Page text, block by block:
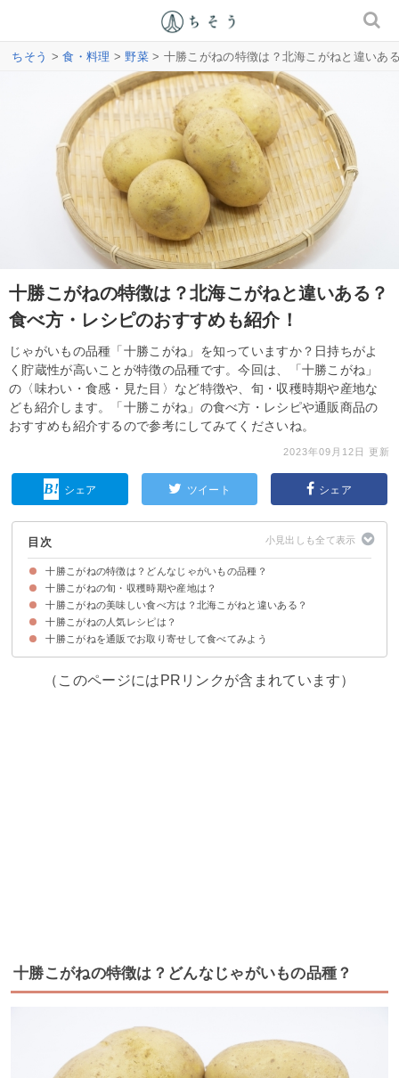
ちそう >食・料理 >野菜> 十勝こがねの特徴は？北海こがねと違いあ
十勝こがねの特徴は？北海こがねと違いある？
食べ方・レシピのおすすめも紹介！
じゃがいもの品種「十勝こがね」を知っていますか？日持ちがよ
く貯蔵性が高いことが特徴の品種です。今回は、「十勝こがね」
の〈味わい・食感・見た目〉など特徴や、旬・収穫時期や産地な
ども紹介します。「十勝こがね」の食べ方・レシピや通販商品の
おすすめも紹介するので参考にしてみてくださいね。
2023年09月12日 更新
シェア ツイート シェア
目次
十勝こがねの特徴は？どんなじゃがいもの品種？
十勝こがねは日持ちが良いのが特徴
十勝こがねの味わい・食感
十勝こがねの値段・価格
十勝こがねの旬・収穫時期や産地は？
十勝こがねの産地
十勝こがねの旬・収穫時期は6月〜9月ごろ
十勝こがねの美味しい食べ方は？北海こがねと違いある？
十勝こがねに合う調理法・料理
北海こがねは加工用として使われることが多い
十勝こがねの人気レシピは？
①ハッシュブラウンポテト
②十勝こがねの肉じゃが
③十勝こがねの麻婆じゃが
十勝こがねを通販でお取り寄せして食べてみよう
（このページにはPRリンクが含まれています）
十勝こがねの特徴は？どんなじゃがいもの品種？